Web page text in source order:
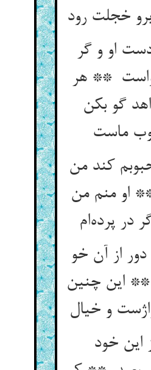
او و گر
** هر
گو بکن
کند من
او منم من
دور از آن خو
این چنین
این خود